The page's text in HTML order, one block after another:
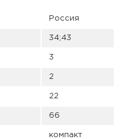
Россия
34;43
3
2
22
66
компакт